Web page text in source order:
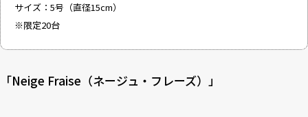
サイズ：5号（直径15cm）
※限定20台
「Neige Fraise（ネージュ・フレーズ）」